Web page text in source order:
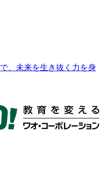
、未来を生き抜く力を身